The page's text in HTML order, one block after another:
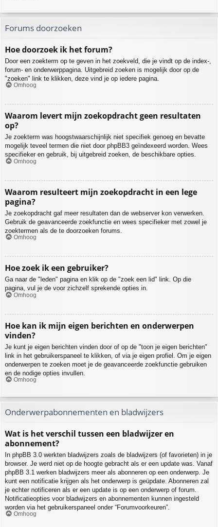
Forums doorzoeken
Hoe doorzoek ik het forum?
Door een zoekterm op te geven in het zoekveld, die je vindt op de index-,
forum- en onderwerppagina. Uitgebreid zoeken is mogelijk door op de
"zoeken" link te klikken, deze vind je op iedere pagina.
Omhoog
Waarom levert mijn zoekopdracht geen resultaten
op?
Je zoekterm was hoogstwaarschijnlijk niet specifiek genoeg en bevatte
mogelijk teveel termen die niet door phpBB3 geïndexeerd worden. Wees
specifieker en gebruik, bij uitgebreid zoeken, de beschikbare opties.
Omhoog
Waarom resulteert mijn zoekopdracht in een lege
pagina?
Je zoekopdracht gaf meer resultaten dan de webserver kon verwerken.
Gebruik de geavanceerde zoekfunctie en wees specifieker met zowel je
zoektermen als de te doorzoeken forums.
Omhoog
Hoe zoek ik een gebruiker?
Ga naar de "leden" pagina en klik op de "zoek een lid" link. Op die
pagina, vul je de voor zichzelf sprekende opties in.
Omhoog
Hoe kan ik mijn eigen berichten en onderwerpen
vinden?
Je kunt je eigen berichten vinden door of op de "toon je eigen berichten"
link in het gebruikerspaneel te klikken, of via je eigen profiel. Om je eigen
onderwerpen te zoeken moet je de geavanceerde zoekfunctie gebruiken
en de nodige opties invullen.
Omhoog
Onderwerpabonnementen en bladwijzers
Wat is het verschil tussen een bladwijzer en
abonnement?
In phpBB 3.0 werkten bladwijzers zoals de bladwijzers (of favorieten) in je
browser. Je werd niet op de hoogte gebracht als er een update was. Vanaf
phpBB 3.1 werken bladwijzers meer als abonneren op een onderwerp. Je
kunt een notificatie krijgen als het onderwerp is geüpdate. Abonneren zal
je echter notificeren als er een update is op een onderwerp of forum.
Notificatieopties voor bladwijzers en abonnementen kunnen ingesteld
worden via het gebruikerspaneel onder “Forumvoorkeuren”.
Omhoog